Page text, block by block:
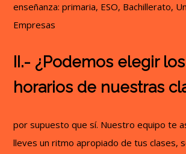
enseñanza: primaria, ESO, Bachillerato,
Empresas
II.- ¿Podemos elegir
horarios de nuestras
por supuesto que sí. Nuestro equipo te
lleves un ritmo apropiado de tus clases,